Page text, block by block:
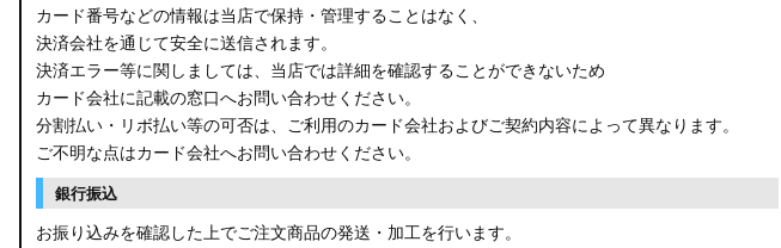
MXPL10G/MXPL15G/MXPC10G シエンタ
NHP17/NSP17NCP17 シエンタ
M900A/M910A ルーミー
A200A/A210A ライズ
E52 エルグランド
カード番号などの情報は当店で保持・管理することはなく、
決済会社を通じて安全に送信されます。
決済エラー等に関しましては、当店では詳細を確認することができないため
カード会社に記載の窓口へお問い合わせください。
分割払い・リボ払い等の可否は、ご利用のカード会社およびご契約内容によって異なります。
ご不明な点はカード会社へお問い合わせください。
銀行振込
お振り込みを確認した上でご注文商品の発送・加工を行います。